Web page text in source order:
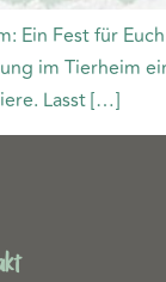
Fest für
im Tierheim
Lasst […]